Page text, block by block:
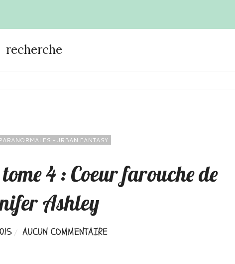
recherche
-URBAN FANTASY
4 : Coeur farouche de
Ashley
AUCUN COMMENTAIRE